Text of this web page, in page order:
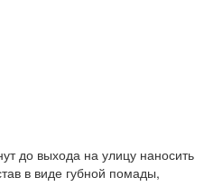
до выхода на улицу наносить
в виде губной помады,